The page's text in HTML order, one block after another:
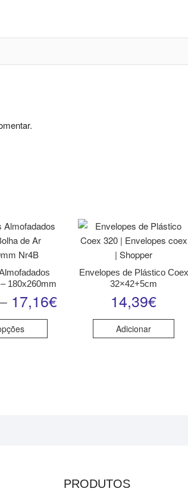
180x260mm
17,16€
Envelopes de Plástico Coex
32×42+5cm
14,39€
Adicionar
PRODUTOS